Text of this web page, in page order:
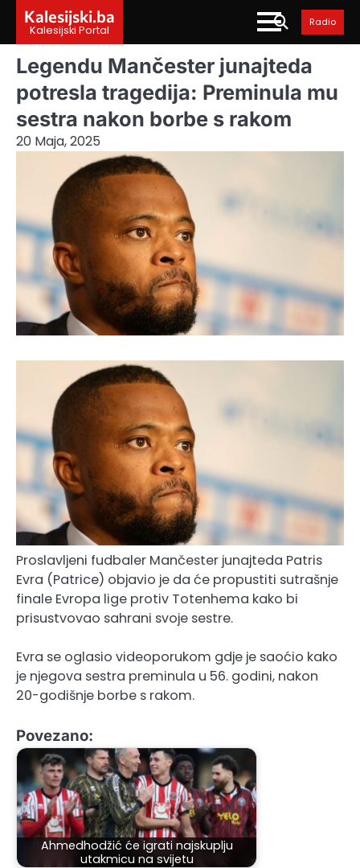
content
Kalesijski.ba
Kalesijski Portal
Radio
Legendu Mančester junajteda
potresla tragedija: Preminula mu
sestra nakon borbe s rakom
20 Maja, 2025
Proslavljeni fudbaler Mančester junajteda Patris
Evra (Patrice) objavio je da će propustiti sutrašnje
finale Evropa lige protiv Totenhema kako bi
prisustvovao sahrani svoje sestre.
Evra se oglasio videoporukom gdje je saoćio kako
je njegova sestra preminula u 56. godini, nakon
20-godišnje borbe s rakom.
Povezano:
Ahmedhodžić će igrati najskuplju
utakmicu na svijetu